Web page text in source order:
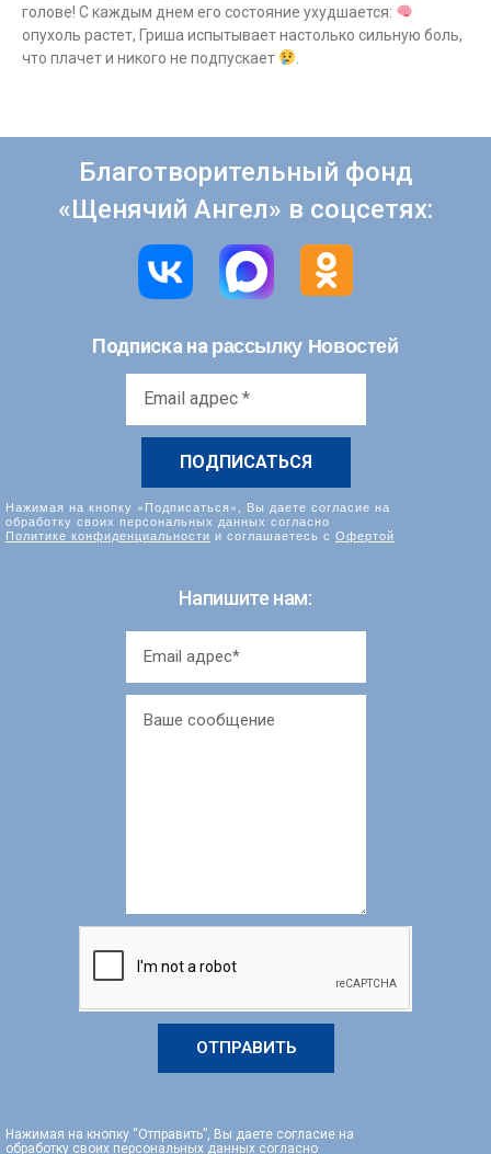
голове! С каждым днем его состояние ухудшается:
опухоль растет, Гриша испытывает настолько сильную боль,
что плачет и никого не подпускает
Благотворительный фонд
«Щенячий Ангел» в соцсетях:
Подписка нарассылку Новостей
Нажимая на кнопку «Подписаться», Вы даете согласие на
обработку своих персональных данных согласно
Политике конфиденциальности и соглашаетесь с Офертой
Напишите нам:
ОТПРАВИТЬ
Нажимая на кнопку “Отправить”, Вы даете согласие на
обработку своих персональных данных согласно